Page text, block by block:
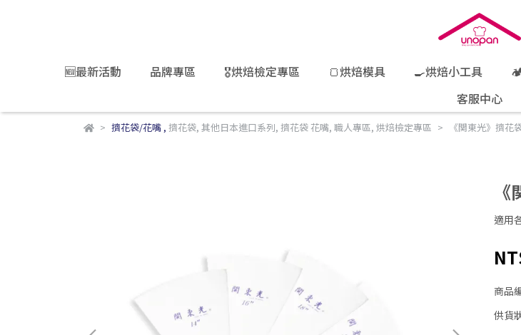
🆕最新活動 品牌專區 🎖️烘焙檢定專區 🍞烘焙模具 🍳烘焙小工具
客服中心
擠花袋/花嘴, 擠花袋, 其他日本進口系列, 擠花袋 花嘴, 職人專區, 烘焙檢定專區 《関東光》擠花
適用
商品
供貨